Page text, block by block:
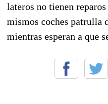
lateros no tienen
mismos coches patrulla
mientras esperan a que